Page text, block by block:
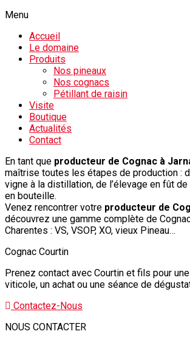
Menu
Accueil
Le domaine
Produits
Nos pineaux
Nos cognacs
Pétillant de raisin
Visite
Boutique
Actualités
Contact
En tant que producteur de Cognac à
maîtrise toutes les étapes de production :
vigne à la distillation, de l’élevage en fût
en bouteille.
Venez rencontrer votre producteur de
découvrez une gamme complète de
Charentes : VS, VSOP, XO, vieux Pineau…
Cognac Courtin
Prenez contact avec Courtin et fils pour
viticole, un achat ou une séance de
Contactez-Nous
NOUS CONTACTER